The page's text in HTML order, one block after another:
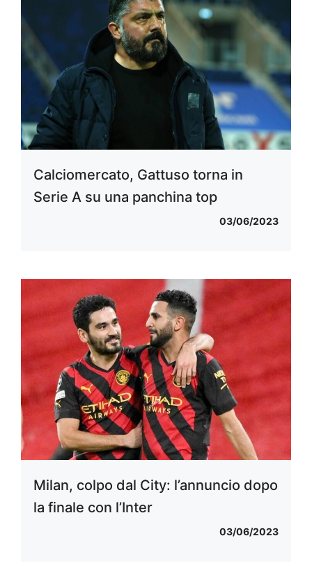
Calciomercato, Gattuso torna in
Serie A su una panchina top
03/06/2023
Milan, colpo dal City: l’annuncio dopo
la finale con l’Inter
03/06/2023